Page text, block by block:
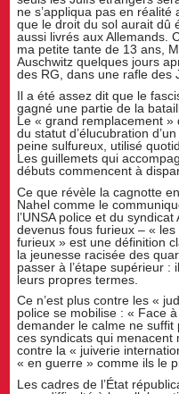
ne s’appliqua pas en
que le droit du sol aurait dû
aussi livrés aux Allemands.
ma petite tante de 13 ans,
Auschwitz quelques jours
des RG, dans une rafle des
Il a été assez dit que le
gagné une partie de la
Le « grand remplacement
du statut d’élucubration
peine sulfureux, utilisé
Les guillemets qui
débuts commencent à
Ce que révèle la cagnotte
Nahel comme le
l’UNSA police et du
devenus fous furieux – «
furieux » est une définition
la jeunesse racisée des
passer à l’étape supérieur :
leurs propres termes.
Ce n’est plus contre les «
police se mobilise : « Face
demander le calme ne suffit
ces syndicats qui menacent
contre la « juiverie
« en guerre » comme ils le
Les cadres de l’État